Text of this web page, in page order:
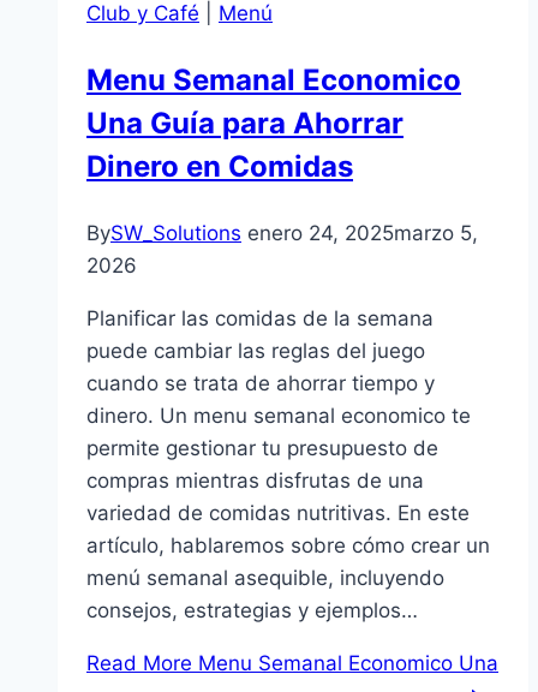
Club y Café Menú
Menu Semanal Economico
Una Guía para Ahorrar
Dinero en Comidas
BySW_Solutions enero 24, 2025marzo 5,
2026
Planificar las comidas de la semana
puede cambiar las reglas del juego
cuando se trata de ahorrar tiempo y
dinero. Un menu semanal economico te
permite gestionar tu presupuesto de
compras mientras disfrutas de una
variedad de comidas nutritivas. En este
artículo, hablaremos sobre cómo crear un
menú semanal asequible, incluyendo
consejos, estrategias y ejemplos…
Read More Menu Semanal Economico Una